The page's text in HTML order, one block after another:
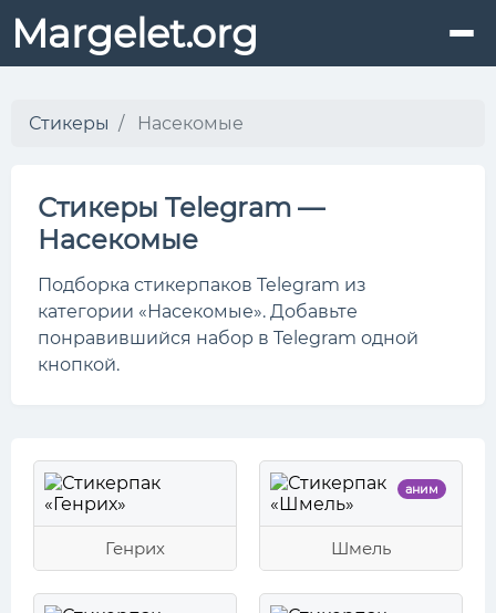
Margelet.org
Стикеры Насекомые
Стикеры Telegram —
Насекомые
Подборка стикерпаков Telegram из
категории «Насекомые». Добавьте
понравившийся набор в Telegram одной
кнопкой.
Генрих
аним
Шмель